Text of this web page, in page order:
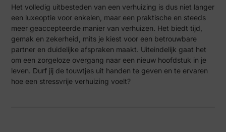
Het volledig uitbesteden van een verhuizing is dus niet langer
een luxeoptie voor enkelen, maar een praktische en steeds
meer geaccepteerde manier van verhuizen. Het biedt tijd,
gemak en zekerheid, mits je kiest voor een betrouwbare
partner en duidelijke afspraken maakt. Uiteindelijk gaat het
om een zorgeloze overgang naar een nieuw hoofdstuk in je
leven. Durf jij de touwtjes uit handen te geven en te ervaren
hoe een stressvrije verhuizing voelt?